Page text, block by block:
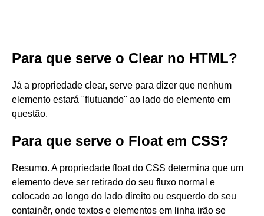
Para que serve o Clear no HTML?
Já a propriedade clear, serve para dizer que nenhum
elemento estará "flutuando" ao lado do elemento em
questão.
Para que serve o Float em CSS?
Resumo. A propriedade float do CSS determina que um
elemento deve ser retirado do seu fluxo normal e
colocado ao longo do lado direito ou esquerdo do seu
containêr, onde textos e elementos em linha irão se